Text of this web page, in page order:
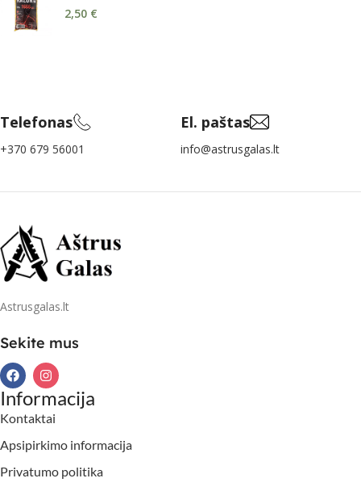
2,50 €
Telefonas
+370 679 56001
El. paštas
info@astrusgalas.lt
Astrusgalas.lt
Sekite mus
Informacija
Kontaktai
Apsipirkimo informacija
Privatumo politika